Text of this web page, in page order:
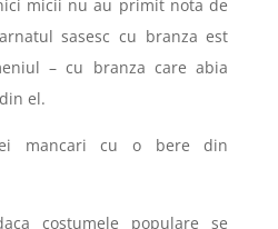
micii nu au primit nota de
sasesc cu branza est
– cu branza care abia
el.
mancari cu o bere din
costumele populare se